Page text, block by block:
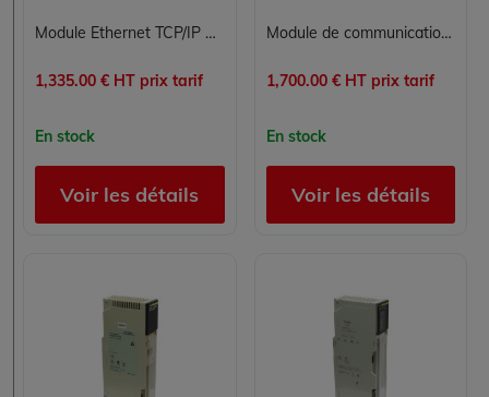
Module Ethernet TCP/IP Modicon Quantum 140NOE77111R Schneider Electric Transparent Ready
1,335.00 € HT prix tarif
En stock
Voir les détails
Module de communication réseau PROFIBUS DP Schneider Electric 140CRP81100 pour automate Modicon Quantum
1,700.00 € HT prix tarif
En stock
Voir les détails